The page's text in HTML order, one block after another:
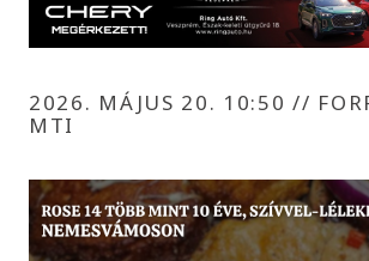
2026. MÁJUS 20. 10:50//
MTI